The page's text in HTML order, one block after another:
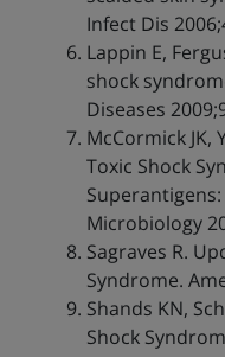
Infect Dis
Lappin E,
shock
Diseases
McCormick JK,
Toxic Shock
Microbiology
Sagraves R.
Syndrome.
Shands KN,
Shock